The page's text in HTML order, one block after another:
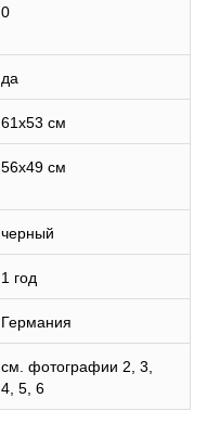
0
да
61х53 см
56х49 см
черный
1 год
Германия
cм. фотографии 2, 3,
4, 5, 6